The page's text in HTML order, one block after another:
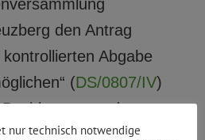
den Antrag
Abgabe
(DS/0807/IV)
wurde
mit Expert*innen,
nur technisch notwendige